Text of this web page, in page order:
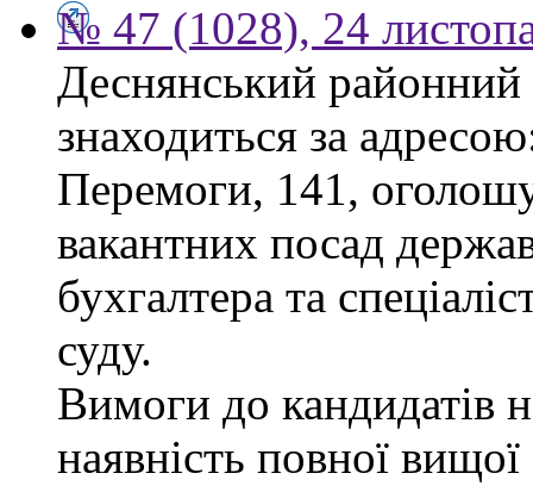
№ 47 (1028), 24
Деснянський
знаходиться за
Перемоги, 141,
вакантних посад
бухгалтера та
суду.
Вимоги до кандидатів
наявність повної вищої